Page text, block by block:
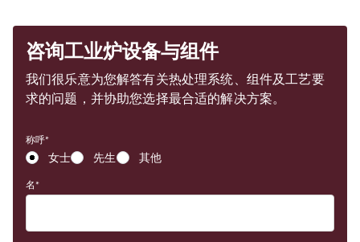
咨询工业炉设备与组件
我们很乐意为您解答有关热处理系统、组件及工艺要
求的问题，并协助您选择最合适的解决方案。
称呼
女士 先生 其他
名